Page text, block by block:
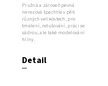
Detail
Pružná a zároveň pevná
nerezová špachtle v pěti
různých velikostech, pro
tmelení, retušování, práci se
sádrou, ale také modelování
hlíny.